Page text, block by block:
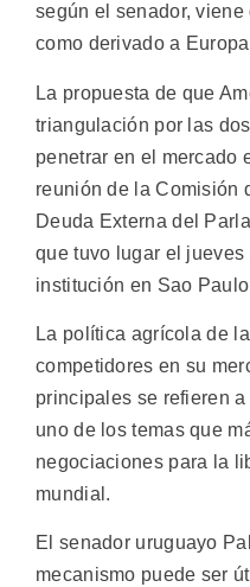
según el senador,
como derivado a
La propuesta de que
triangulación por las
penetrar en el mercado
reunión de la Comisión
Deuda Externa del
que tuvo lugar el
institución en Sao
La política agrícola de
competidores en su
principales se refieren
uno de los temas que
negociaciones para la
mundial.
El senador uruguayo
mecanismo puede ser